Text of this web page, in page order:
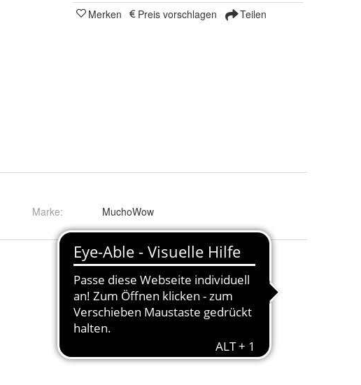
Merken Preis vorschlagen Teilen
Marke: MuchoWow